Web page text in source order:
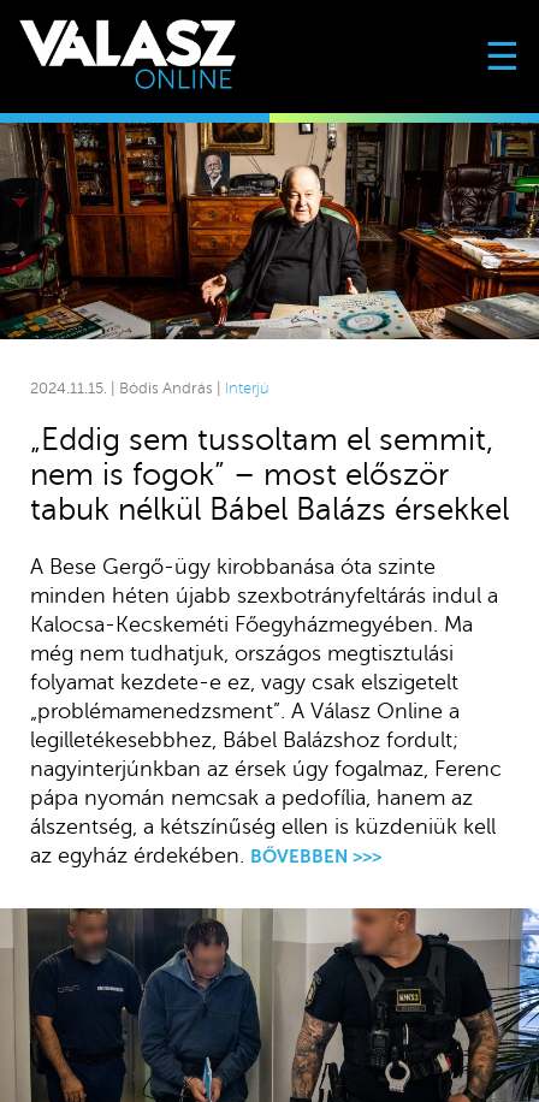
☰
2024.11.15. | Bódis András | Interjú
„Eddig sem tussoltam el semmit,
nem is fogok” – most először
tabuk nélkül Bábel Balázs érsekkel
A Bese Gergő-ügy kirobbanása óta szinte
minden héten újabb szexbotrányfeltárás indul a
Kalocsa-Kecskeméti Főegyházmegyében. Ma
még nem tudhatjuk, országos megtisztulási
folyamat kezdete-e ez, vagy csak elszigetelt
„problémamenedzsment”. A Válasz Online a
legilletékesebbhez, Bábel Balázshoz fordult;
nagyinterjúnkban az érsek úgy fogalmaz, Ferenc
pápa nyomán nemcsak a pedofília, hanem az
álszentség, a kétszínűség ellen is küzdeniük kell
az egyház érdekében. BŐVEBBEN >>>